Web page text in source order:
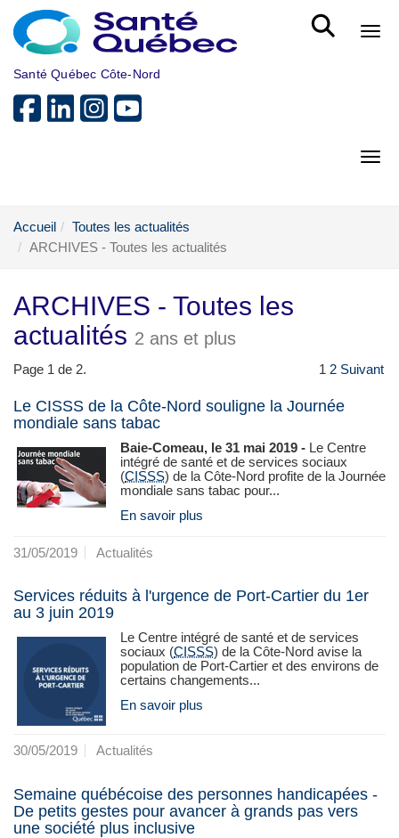
Aller au menu principal
Santé Québec Côte-Nord
Accueil
Toutes les actualités
ARCHIVES - Toutes les actualités
ARCHIVES - Toutes les
actualités 2 ans et plus
Page 1 de 2. 1 2 Suivant
Le CISSS de la Côte-Nord souligne la Journée
mondiale sans tabac
Baie-Comeau, le 31 mai 2019 - Le Centre
intégré de santé et de services sociaux
(CISSS) de la Côte‑Nord profite de la Journée
mondiale sans tabac pour...
En savoir plus
31/05/2019 Actualités
Services réduits à l'urgence de Port-Cartier du 1er
au 3 juin 2019
Le Centre intégré de santé et de services
sociaux (CISSS) de la Côte-Nord avise la
population de Port-Cartier et des environs de
certains changements...
En savoir plus
30/05/2019 Actualités
Semaine québécoise des personnes handicapées -
De petits gestes pour avancer à grands pas vers
une société plus inclusive